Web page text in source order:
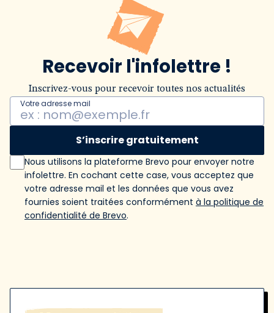
Recevoir l'infolettre !
Inscrivez-vous pour recevoir toutes nos actualités
Votre adresse mail
S’inscrire gratuitement
Nous utilisons la plateforme Brevo pour envoyer notre
infolettre. En cochant cette case, vous acceptez que
votre adresse mail et les données que vous avez
fournies soient traitées conformément à la politique de
confidentialité de Brevo.